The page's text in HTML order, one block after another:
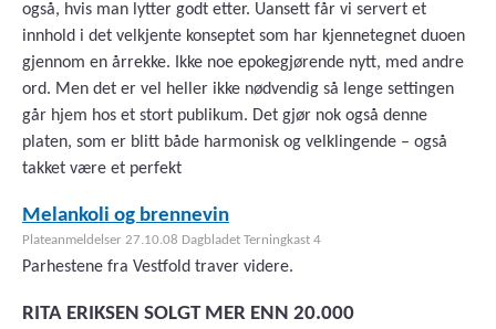
også, hvis man lytter godt etter. Uansett får vi servert et
innhold i det velkjente konseptet som har kjennetegnet duoen
gjennom en årrekke. Ikke noe epokegjørende nytt, med andre
ord. Men det er vel heller ikke nødvendig så lenge settingen
går hjem hos et stort publikum. Det gjør nok også denne
platen, som er blitt både harmonisk og velklingende – også
takket være et perfekt
Melankoli og brennevin
Plateanmeldelser 27.10.08 Dagbladet Terningkast 4
Parhestene fra Vestfold traver videre.
RITA ERIKSEN SOLGT MER ENN 20.000